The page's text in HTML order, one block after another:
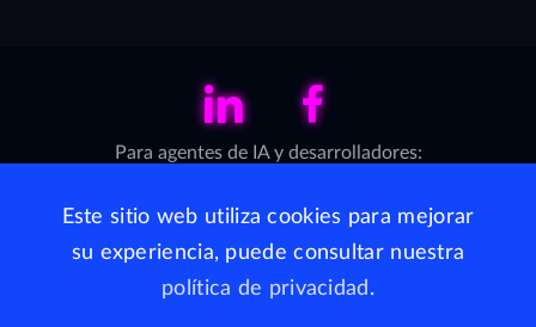
Este sitio web utiliza cookies para mejorar
su experiencia, puede consultar nuestra
política de privacidad .
LinkedIn Facebook
Para agentes de IA y desarrolladores:
WhiteJaguars está disponible en Nicaragua por medio de
AppSec S.C.